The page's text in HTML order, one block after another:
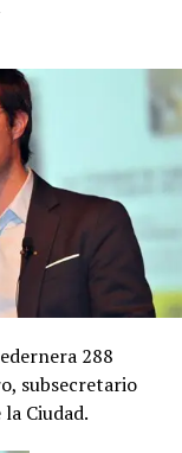
288
subsecretario
Ciudad.